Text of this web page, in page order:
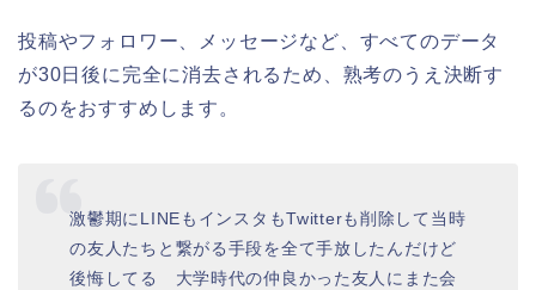
投稿やフォロワー、メッセージなど、すべてのデータ
が30日後に完全に消去されるため、熟考のうえ決断す
るのをおすすめします。
激鬱期にLINEもインスタもTwitterも削除して当時
の友人たちと繋がる手段を全て手放したんだけど
後悔してる 大学時代の仲良かった友人にまた会